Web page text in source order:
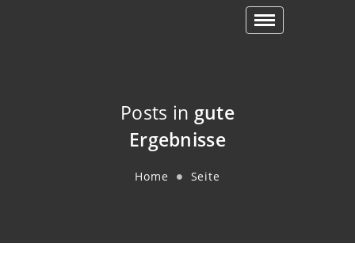
Toggle
navigation
Posts in gute
Ergebnisse
Home Seite